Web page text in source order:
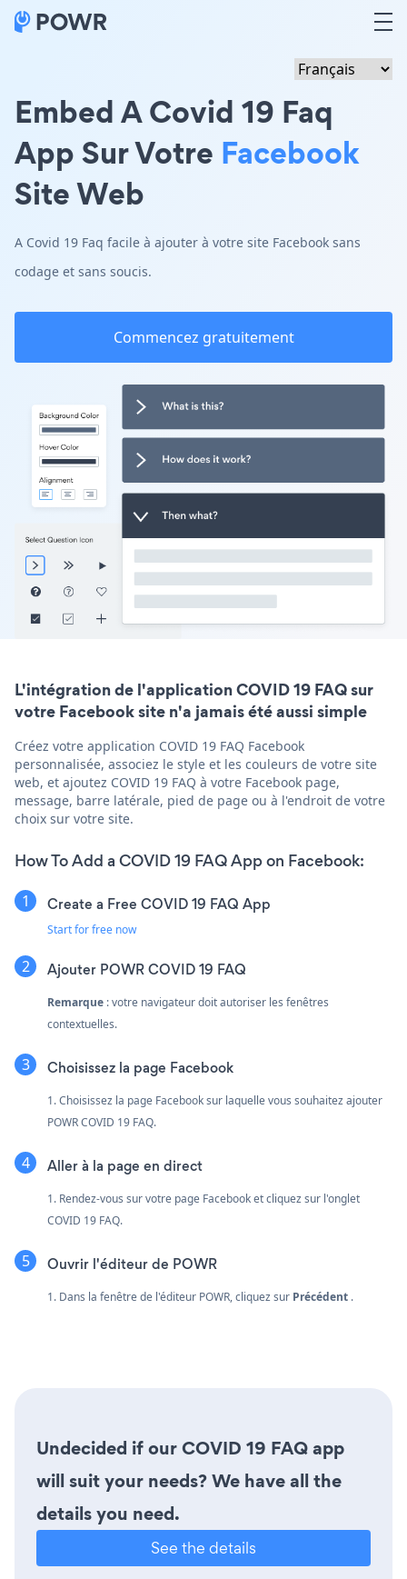
Embed A Covid 19 Faq
App Sur Votre Facebook
Site Web
A Covid 19 Faq facile à ajouter à votre site Facebook sans
codage et sans soucis.
Commencez gratuitement
L'intégration de l'application COVID 19 FAQ sur
votre Facebook site n'a jamais été aussi simple
Créez votre application COVID 19 FAQ Facebook
personnalisée, associez le style et les couleurs de votre site
web, et ajoutez COVID 19 FAQ à votre Facebook page,
message, barre latérale, pied de page ou à l'endroit de votre
choix sur votre site.
How To Add a COVID 19 FAQ App on Facebook:
Create a Free COVID 19 FAQ App
Start for free now
Ajouter POWR COVID 19 FAQ
Remarque : votre navigateur doit autoriser les fenêtres
contextuelles.
Choisissez la page Facebook
1. Choisissez la page Facebook sur laquelle vous souhaitez ajouter
POWR COVID 19 FAQ.
Aller à la page en direct
1. Rendez-vous sur votre page Facebook et cliquez sur l'onglet
COVID 19 FAQ.
Ouvrir l'éditeur de POWR
1. Dans la fenêtre de l'éditeur POWR, cliquez sur Précédent .
Undecided if our COVID 19 FAQ app
will suit your needs? We have all the
details you need.
See the details